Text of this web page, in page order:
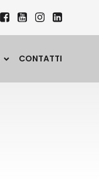
CONTATTI